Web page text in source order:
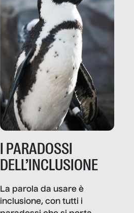
I PARADOSSI
DELL’INCLUSIONE
La parola da usare è
inclusione, con tutti i